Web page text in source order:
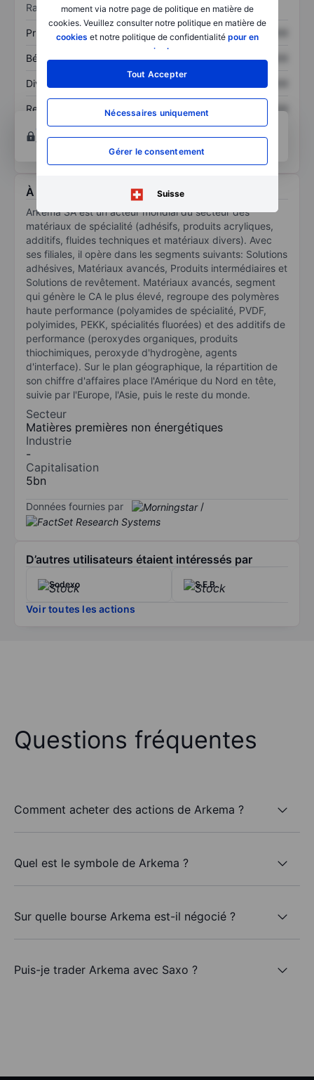
moment via notre page de politique en matière de
cookies. Veuillez consulter notre politique en matière de
cookies et notre politique de confidentialité pour en
savoir plus
Tout Accepter
Nécessaires uniquement
Gérer le consentement
Suisse
Ratios
Prix / ventes XXXXXXX XXXXXXX
Bénéfice par action XXXXXXX XXXXXXX
Dividende par action XXXXXXX XXXXXXX
Rendement des
capitaux propres
XXXXXXX
XXXXXXX
Ouvrir un comptepour accéder à d’autres outils
techniques et d’analyse.
À propos Arkema
Arkema SA est un acteur mondial du secteur des
matériaux de spécialité (adhésifs, produits acryliques,
additifs, fluides techniques et matériaux divers). Avec
ses filiales, il opère dans les segments suivants: Solutions
adhésives, Matériaux avancés, Produits intermédiaires et
Solutions de revêtement. Matériaux avancés, segment
qui génère le CA le plus élevé, regroupe des polymères
haute performance (polyamides de spécialité, PVDF,
polyimides, PEKK, spécialités fluorées) et des additifs de
performance (peroxydes organiques, produits
thiochimiques, peroxyde d'hydrogène, agents
d'interface). Sur le plan géographique, la répartition de
son chiffre d'affaires place l'Amérique du Nord en tête,
suivie par l'Europe, l'Asie, puis le reste du monde.
Secteur
Matières premières non énergétiques
Industrie
-
Capitalisation
5bn
Données fournies par /
D’autres utilisateurs étaient intéressés par
Sodexo S.E.B.
Voir toutes les actions
Questions fréquentes
Comment acheter des actions de Arkema ?
Quel est le symbole de Arkema ?
Sur quelle bourse Arkema est-il négocié ?
Puis-je trader Arkema avec Saxo ?